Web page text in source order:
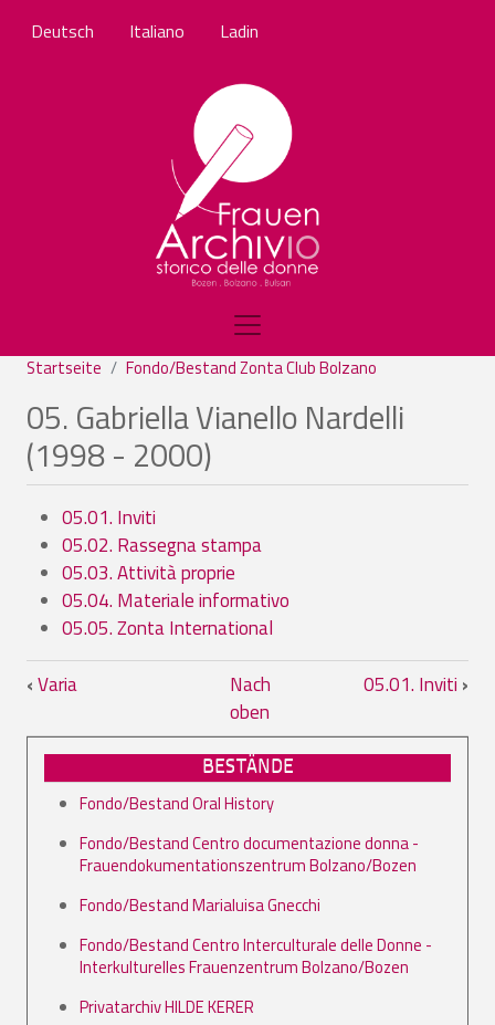
Deutsch Italiano Ladin
Startseite Fondo/Bestand Zonta Club Bolzano
05. Gabriella Vianello Nardelli
(1998 - 2000)
05.01. Inviti
05.02. Rassegna stampa
05.03. Attività proprie
05.04. Materiale informativo
05.05. Zonta International
Links für das Blättern im Buch 05.
‹Varia
Nach
oben
05.01. Inviti ›
BESTÄNDE
Fondo/Bestand Oral History
Fondo/Bestand Centro documentazione donna -
Frauendokumentationszentrum Bolzano/Bozen
Fondo/Bestand Marialuisa Gnecchi
Fondo/Bestand Centro Interculturale delle Donne -
Interkulturelles Frauenzentrum Bolzano/Bozen
Privatarchiv HILDE KERER